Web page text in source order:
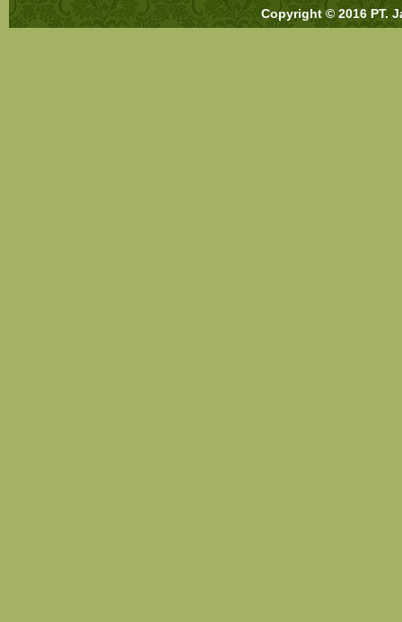
Copyright © 2016 PT.